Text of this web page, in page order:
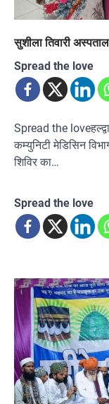
सुशीला तिवारी
Spread the love
Spread the
कम्युनिटी मेडिसिन
शिविर का…
Spread the love